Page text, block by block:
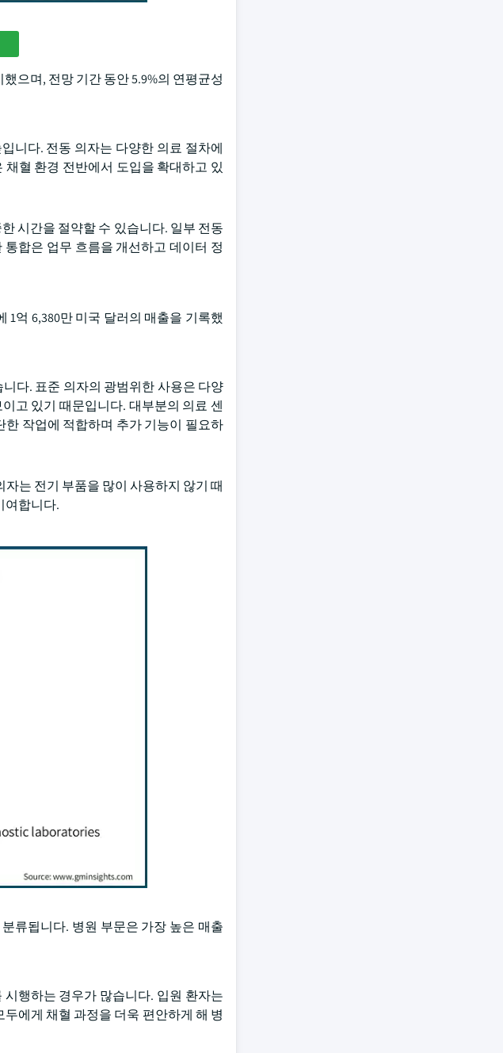
으며, 전망 기간 동안 5.9%의 연평균성
니다. 전동 의자는 다양한 의료 절차에
혈 환경 전반에서 도입을 확대하고 있
시간을 절약할 수 있습니다. 일부 전동
합은 업무 흐름을 개선하고 데이터 정
억 6,380만 미국 달러의 매출을 기록했
다. 표준 의자의 광범위한 사용은 다양
고 있기 때문입니다. 대부분의 의료 센
작업에 적합하며 추가 기능이 필요하
는 전기 부품을 많이 사용하지 않기 때
여합니다.
류됩니다. 병원 부문은 가장 높은 매출
행하는 경우가 많습니다. 입원 환자는
에게 채혈 과정을 더욱 편안하게 해 병